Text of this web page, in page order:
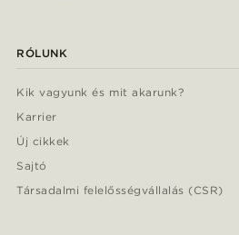
RÓLUNK
Kik vagyunk és mit akarunk?
Karrier
Új cikkek
Sajtó
Társadalmi felelősségvállalás (CSR)